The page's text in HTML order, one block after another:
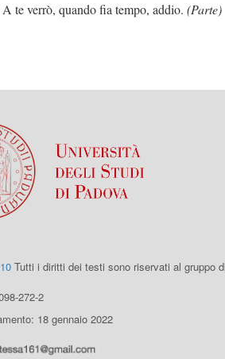
A te verrò, quando fia tempo, addio. (Parte)
Tutti i diritti dei testi sono riservati al gruppo
272-2
18 gennaio 2022